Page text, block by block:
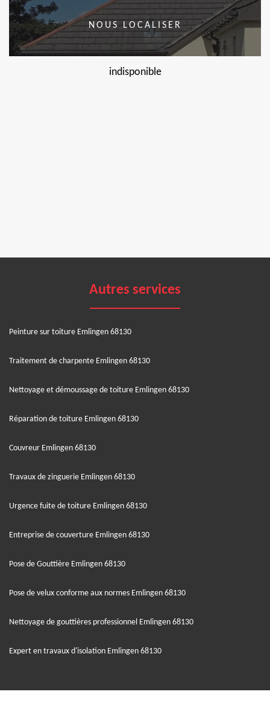
NOUS LOCALISER
indisponible
Autres services
Peinture sur toiture Emlingen 68130
Traitement de charpente Emlingen 68130
Nettoyage et démoussage de toiture Emlingen 68130
Réparation de toiture Emlingen 68130
Couvreur Emlingen 68130
Travaux de zinguerie Emlingen 68130
Urgence fuite de toiture Emlingen 68130
Entreprise de couverture Emlingen 68130
Pose de Gouttière Emlingen 68130
Pose de velux conforme aux normes Emlingen 68130
Nettoyage de gouttières professionnel Emlingen 68130
Expert en travaux d'isolation Emlingen 68130